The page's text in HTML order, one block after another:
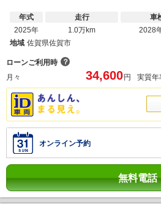
年式
2025年
走行
1.0万km
車
2028
地域 佐賀県佐賀市
ローンご利用時 ？
月々
34,600 円 実質年
オンライン予約
無料電話